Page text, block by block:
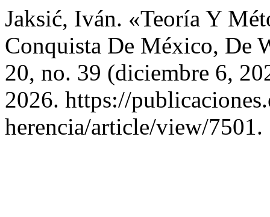
Jaksić, Iván. «Teoría Y
Conquista De México, De
20, no. 39 (diciembre 6,
2026. https://
herencia/article/view/7501.